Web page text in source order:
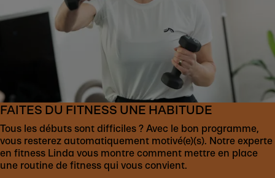
FAITES DU FITNESS UNE HABITUDE
Tous les débuts sont difficiles ? Avec le bon programme,
vous resterez automatiquement motivé(e)(s). Notre experte
en fitness Linda vous montre comment mettre en place
une routine de fitness qui vous convient.